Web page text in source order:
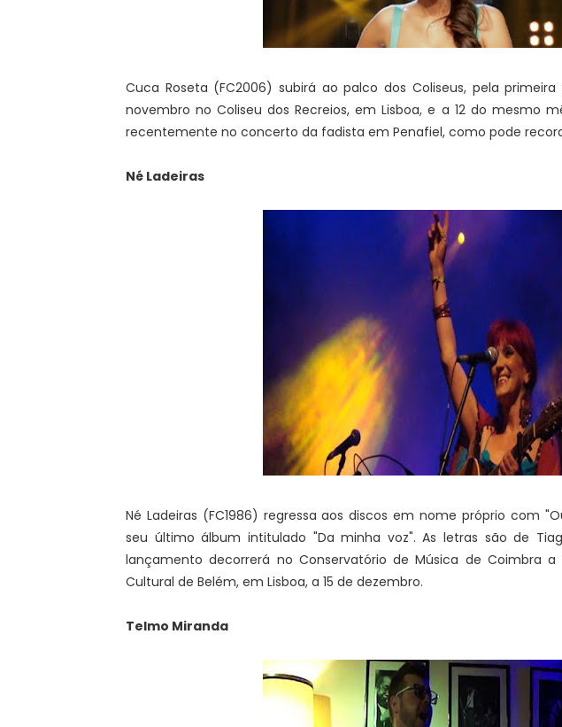
Cuca Roseta (FC2006) subirá ao palco dos Coliseus, pela
novembro no Coliseu dos Recreios, em Lisboa, e a 12 do mesmo
recentemente no concerto da fadista em Penafiel, como pode
Né Ladeiras
Né Ladeiras (FC1986) regressa aos discos em nome próprio com
seu último álbum intitulado "Da minha voz". As letras são de
lançamento decorrerá no Conservatório de Música de Coimbra
Cultural de Belém, em Lisboa, a 15 de dezembro.
Telmo Miranda